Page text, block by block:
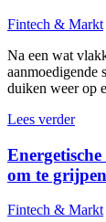
Fintech & Markt
Na een wat
aanmoedigende
duiken weer op
Lees verder
om te grijpen
Fintech & Markt